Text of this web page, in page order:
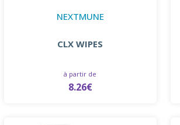
NEXTMUNE
CLX WIPES
à partir de
8.26€